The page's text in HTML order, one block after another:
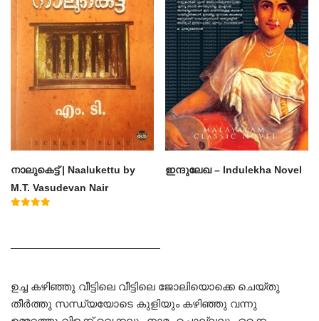
നാലുകെട്ട് | Naalukettu by
M.T. Vasudevan Nair
ഇന്ദുലേഖ – Indulekha Novel
——————————————
ഉച്ച കഴിഞ്ഞു വീട്ടിലെ വീട്ടിലെ ജോലിയൊക്കെ ചെയ്തു
തീർത്തു സന്ധ്യയോടെ കുളിയും കഴിഞ്ഞു വന്നു